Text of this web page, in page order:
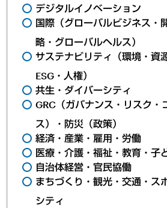
デジタルイノベーション
国際（グローバルビジネス・
略・グローバルヘルス）
サステナビリティ（環境・資
ESG・人権）
共生・ダイバーシティ
GRC（ガバナンス・リスク・
ス）・防災（政策）
経済・産業・雇用・労働
医療・介護・福祉・教育・子
自治体経営・官民協働
まちづくり・観光・交通・ス
シティ